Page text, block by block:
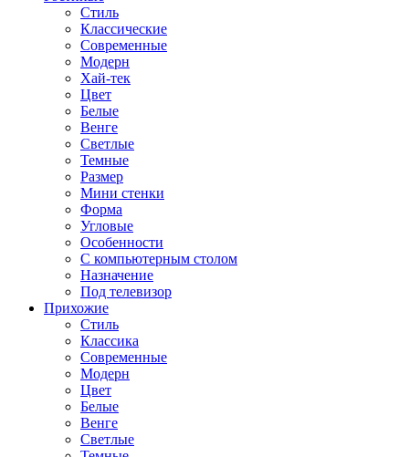
Стиль
Классические
Современные
Модерн
Хай-тек
Цвет
Белые
Венге
Светлые
Темные
Размер
Мини стенки
Форма
Угловые
Особенности
С компьютерным столом
Назначение
Под телевизор
Прихожие
Стиль
Классика
Современные
Модерн
Цвет
Белые
Венге
Светлые